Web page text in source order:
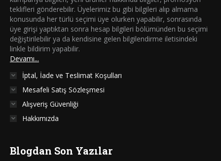
teklifleri gönderebilir. Üyelerimiz bu gibi bilgileri alıp almama
konusunda her türlü seçimi üye olurken yapabilir, sonrasında
üye girişi yaptıktan sonra hesap bilgileri bölümünden bu seçimi
değiştirilebilir ya da kendisine gelen bilgilendirme iletisindeki
linkle bildirim yapabilir.
Devamı...
İptal, İade ve Teslimat Koşulları
Mesafeli Satış Sözleşmesi
Alışveriş Güvenliği
Hakkımızda
Blogdan Son Yazılar